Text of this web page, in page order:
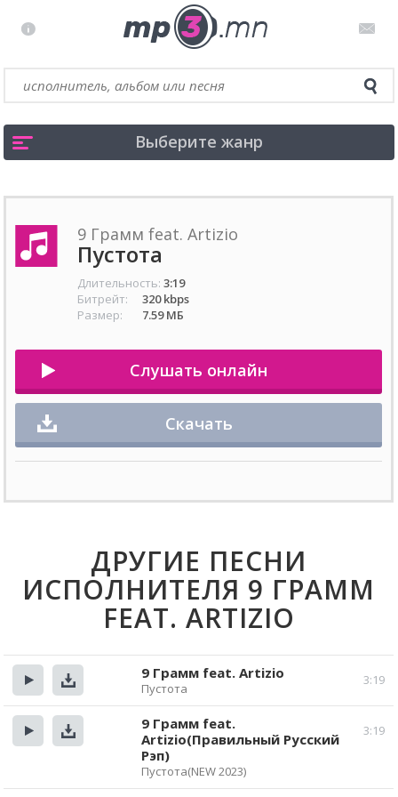
Выберите жанр
9 Грамм feat. Artizio
Пустота
Длительность: 3:19
Битрейт:
320 kbps
Размер:
7.59 МБ
Слушать онлайн
Скачать
ДРУГИЕ ПЕСНИ
ИСПОЛНИТЕЛЯ 9 ГРАММ
FEAT. ARTIZIO
Прослушать
Скачать
3:19
9 Грамм feat. Artizio
Пустота
3:19
9 Грамм feat.
Artizio(Правильный Русский
Рэп)
Пустота(NEW 2023)